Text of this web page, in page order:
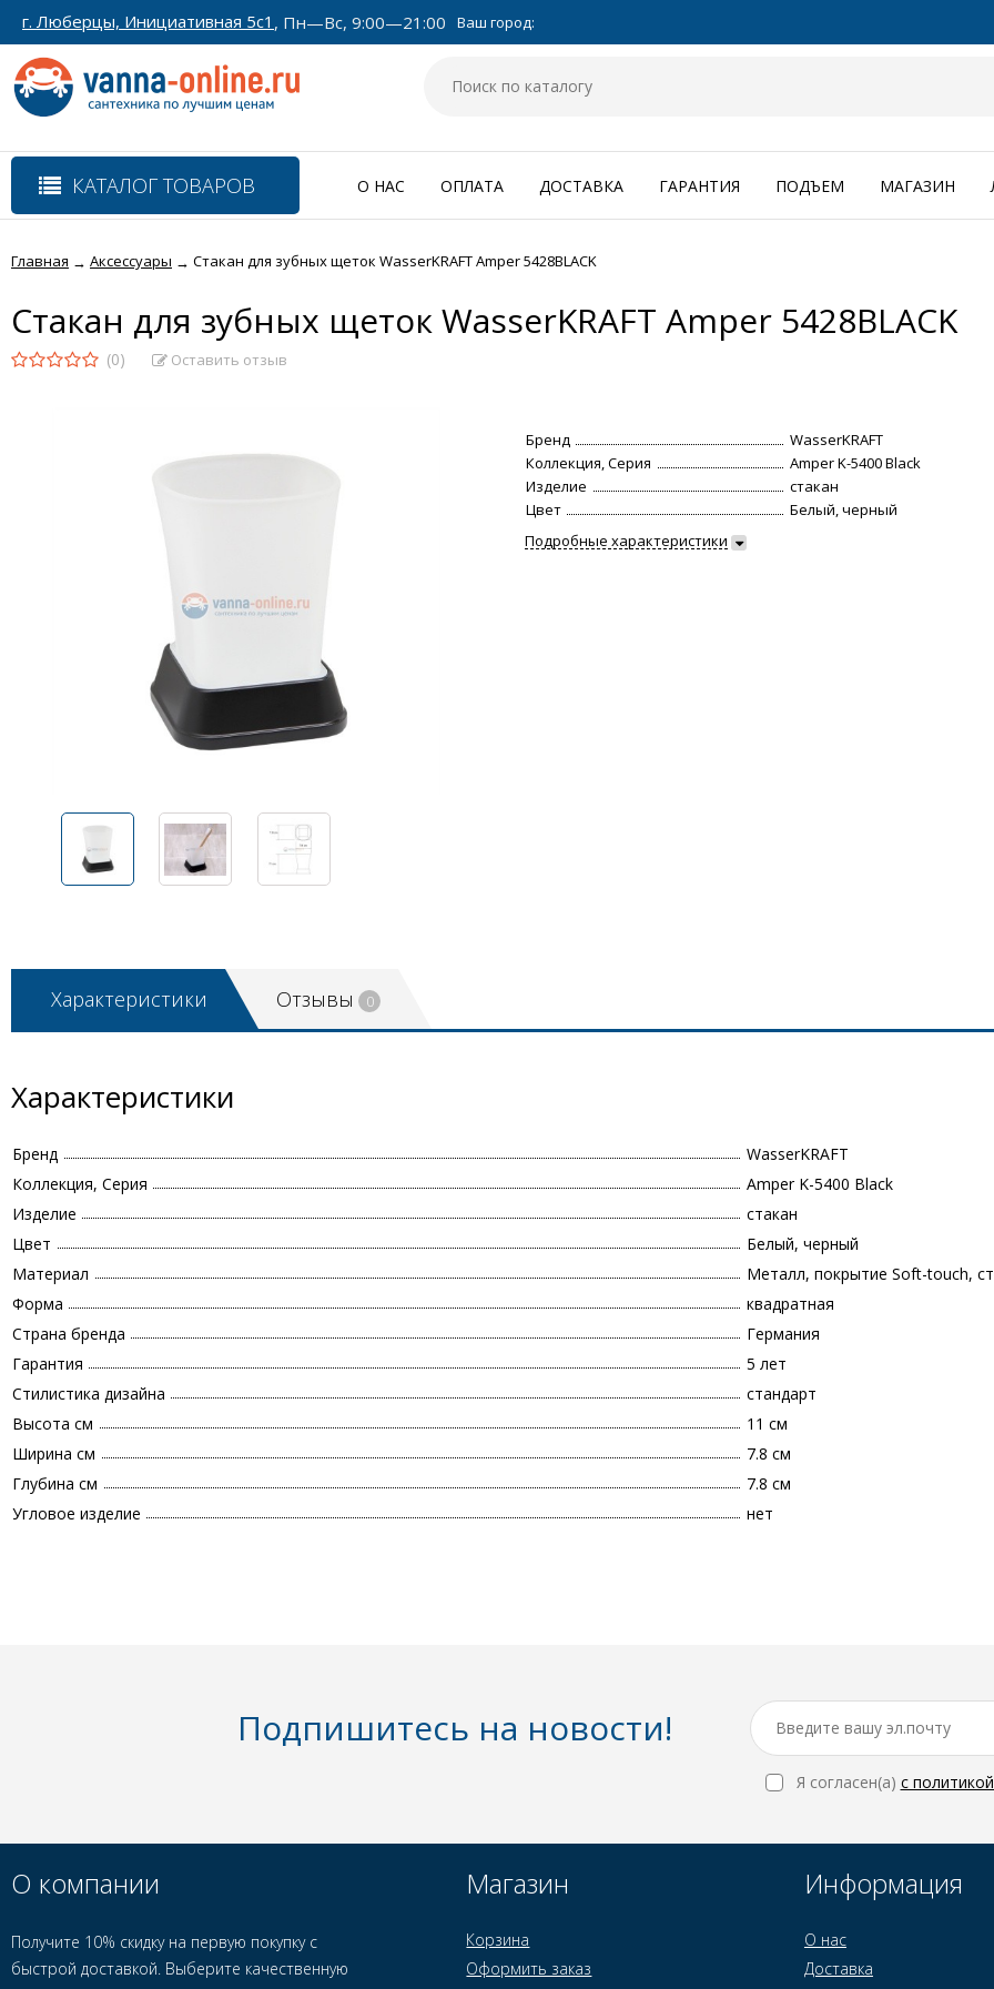
г. Люберцы, Инициативная 5с1 , Пн—Вс, 9:00—21:00 Ваш город:
КАТАЛОГ ТОВАРОВ О НАС ОПЛАТА ДОСТАВКА ГАРАНТИЯ ПОДЪЕМ МАГАЗИН
Главная → Аксессуары → Стакан для зубных щеток WasserKRAFT Amper 5428BLACK
Стакан для зубных щеток WasserKRAFT Amper 5428BLACK
(0) Оставить отзыв
Бренд
WasserKRAFT
Коллекция, Серия
Amper K-5400 Black
Изделие
стакан
Цвет
Белый, черный
Подробные характеристики
Характеристики Отзывы 0
Характеристики
Бренд
WasserKRAFT
Коллекция, Серия
Amper K-5400 Black
Изделие
стакан
Цвет
Белый, черный
Материал
Металл, покрытие Soft-touch,
Форма
квадратная
Страна бренда
Германия
Гарантия
5 лет
Стилистика дизайна
стандарт
Высота см
11 см
Ширина см
7.8 см
Глубина см
7.8 см
Угловое изделие
нет
Подпишитесь на новости!
Я согласен(a) с
О компании
Получите 10% скидку на первую покупку с
быстрой доставкой. Выберите качественную
Магазин
Корзина
Оформить заказ
Информация
О нас
Доставка